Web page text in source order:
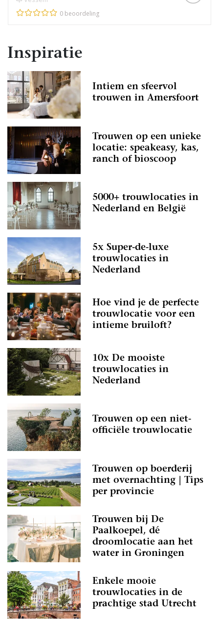
0 beoordeling
Inspiratie
Intiem en sfeervol
trouwen in Amersfoort
Trouwen op een unieke
locatie: speakeasy, kas,
ranch of bioscoop
5000+ trouwlocaties in
Nederland en België
5x Super-de-luxe
trouwlocaties in
Nederland
Hoe vind je de perfecte
trouwlocatie voor een
intieme bruiloft?
10x De mooiste
trouwlocaties in
Nederland
Trouwen op een niet-
officiële trouwlocatie
Trouwen op boerderij
met overnachting | Tips
per provincie
Trouwen bij De
Paalkoepel, dé
droomlocatie aan het
water in Groningen
Enkele mooie
trouwlocaties in de
prachtige stad Utrecht